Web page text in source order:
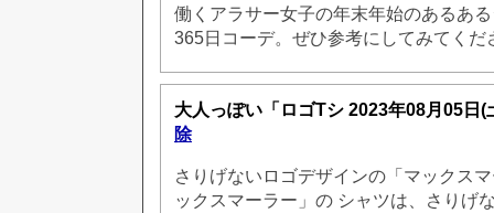
働くアラサー女子の年末年始のあるあ
365日コーデ。ぜひ参考にしてみてくだ
大人っぽい「ロゴTシ 2023年08月05日
除
さりげないロゴデザインの「マックス
ックスマーラー」の シャツは、さりげ